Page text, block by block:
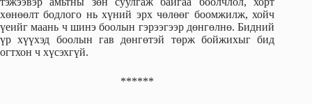
хөнөөлт бодлого нь хүний эрх чөлөөг боомжилж, хойч
үеийг маань ч шинэ боолын гэрээгээр дөнгөлнө. Бидний
үр хүүхэд боолын гав дөнгөтэй төрж бойжихыг бид
огтхон ч хүсэхгүй.
******